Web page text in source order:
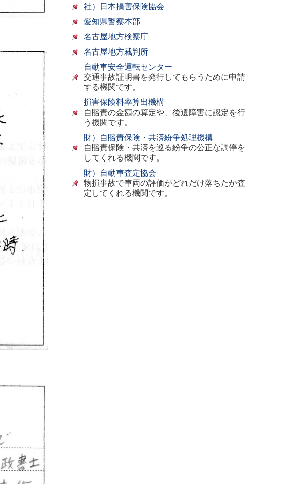
社）日本損害保険協会
愛知県警察本部
名古屋地方検察庁
名古屋地方裁判所
自動車安全運転センター
交通事故証明書を発行してもらうために申請
する機関です。
損害保険料率算出機構
自賠責の金額の算定や、後遺障害に認定を行
う機関です。
財）自賠責保険・共済紛争処理機構
自賠責保険・共済を巡る紛争の公正な調停を
してくれる機関です。
財）自動車査定協会
物損事故で車両の評価がどれだけ落ちたか査
定してくれる機関です。